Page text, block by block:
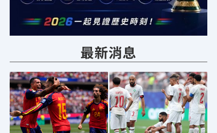
最新消息